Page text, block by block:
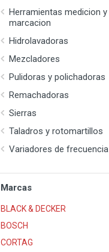
Herramientas medicion y
marcacion
Hidrolavadoras
Mezcladores
Pulidoras y polichadoras
Remachadoras
Sierras
Taladros y rotomartillos
Variadores de frecuencia
Marcas
BLACK & DECKER
BOSCH
CORTAG